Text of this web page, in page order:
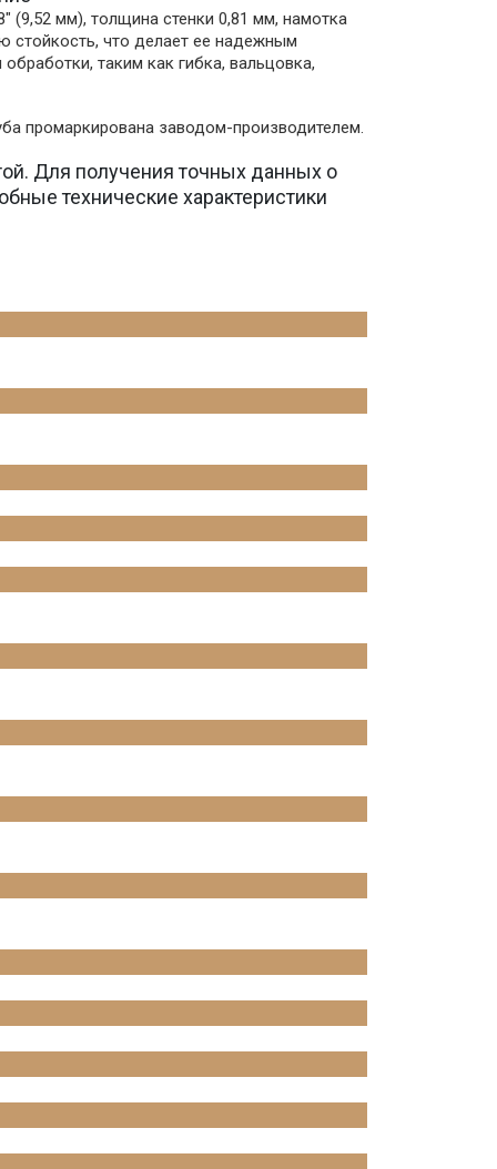
(9,52 мм), толщина стенки 0,81 мм, намотка
стойкость, что делает ее надежным
таким как гибка, вальцовка,
промаркирована заводом-производителем.
Для получения точных данных о
технические характеристики